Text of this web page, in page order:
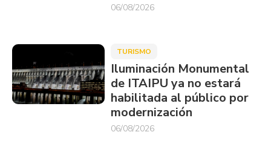
06/08/2026
TURISMO
Iluminación Monumental
de ITAIPU ya no estará
habilitada al público por
modernización
06/08/2026